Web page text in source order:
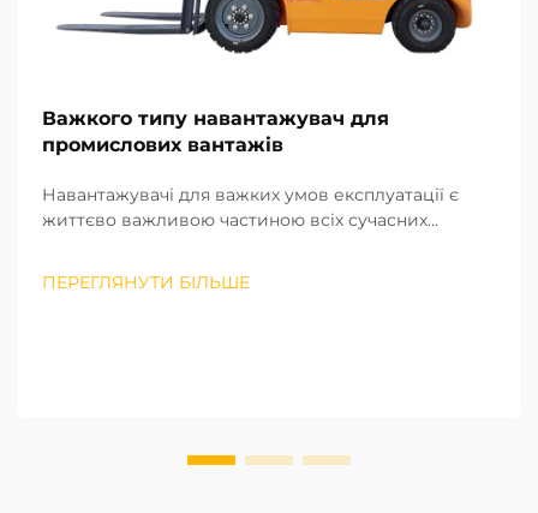
Важкого типу навантажувач для
промислових вантажів
Навантажувачі для важких умов експлуатації є
життєво важливою частиною всіх сучасних
складів. Такі навантажувачі використовуються для
ПЕРЕГЛЯНУТИ БІЛЬШЕ